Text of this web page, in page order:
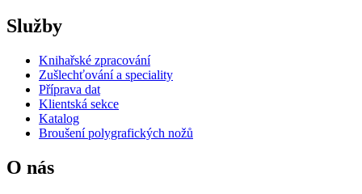
Služby
Knihařské zpracování
Zušlechťování a speciality
Příprava dat
Klientská sekce
Katalog
Broušení polygrafických nožů
O nás